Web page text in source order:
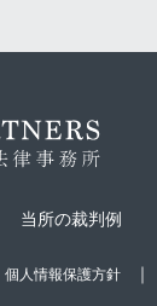
当所の裁判例
個人情報保護方針